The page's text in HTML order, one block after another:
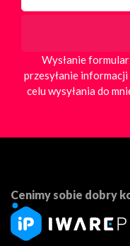
Wysłanie
przesyłanie
celu wysyłania do
Cenimy sobie dobry